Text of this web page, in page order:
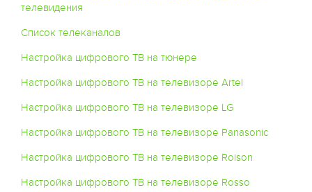
телевидения
Список телеканалов
Настройка цифрового ТВ на тюнере
Настройка цифрового ТВ на телевизоре Artel
Настройка цифрового ТВ на телевизоре LG
Настройка цифрового ТВ на телевизоре Panasonic
Настройка цифрового ТВ на телевизоре Roison
Настройка цифрового ТВ на телевизоре Rosso